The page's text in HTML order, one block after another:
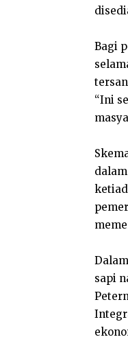
Bagi
“Ini
sapi